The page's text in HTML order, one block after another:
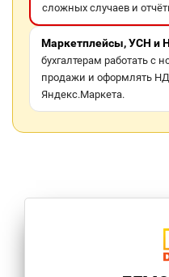
сложных случаев и
Маркетплейсы, УСН и
бухгалтерам работать с
продажи и оформлять
Яндекс.Маркета.